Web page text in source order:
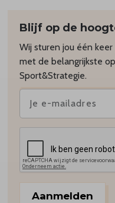
Blijf op de
Wij sturen jou één
met de belangrijkste
Sport&Strategie.
Aanmelden